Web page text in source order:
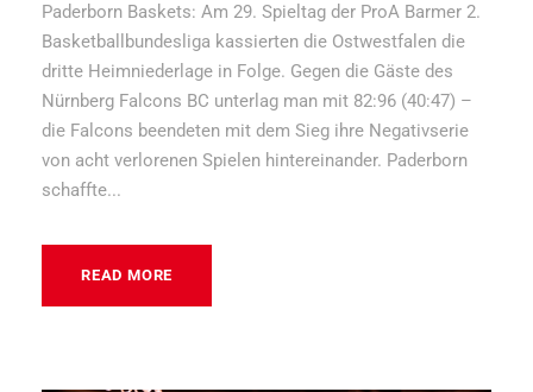
Paderborn Baskets: Am 29. Spieltag der ProA Barmer 2.
Basketballbundesliga kassierten die Ostwestfalen die
dritte Heimniederlage in Folge. Gegen die Gäste des
Nürnberg Falcons BC unterlag man mit 82:96 (40:47) –
die Falcons beendeten mit dem Sieg ihre Negativserie
von acht verlorenen Spielen hintereinander. Paderborn
schaffte...
READ MORE